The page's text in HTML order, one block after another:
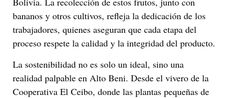
bananos y otros cultivos, refleja la dedicación de los
trabajadores, quienes aseguran que cada etapa del
proceso respete la calidad y la integridad del producto.
La sostenibilidad no es solo un ideal, sino una
realidad palpable en Alto Beni. Desde el vivero de la
Cooperativa El Ceibo, donde las plantas pequeñas de